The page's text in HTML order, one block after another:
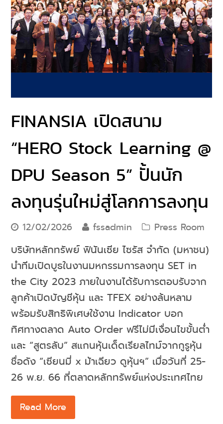
FINANSIA เปิดสนาม
“HERO Stock Learning @
DPU Season 5” ปั้นนัก
ลงทุนรุ่นใหม่สู่โลกการลงทุน
12/02/2026 fssadmin Press Room
บริษัทหลักทรัพย์ ฟินันเซีย ไซรัส จำกัด (มหาชน)
นำทีมเปิดบูธในงานมหกรรมการลงทุน SET in
the City 2023 ภายในงานได้รับการตอบรับจาก
ลูกค้าเปิดบัญชีหุ้น และ TFEX อย่างล้นหลาม
พร้อมรับสิทธิพิเศษใช้งาน Indicator บอก
ทิศทางตลาด Auto Order ฟรีไม่มีเงื่อนไขขั้นต่ำ
และ “สูตรลับ” สแกนหุ้นเด็ดเรียลไทม์จากกูรูหุ้น
ชื่อดัง “เซียนมี่ x ม้าเฉียว ดูหุ้นฯ” เมื่อวันที่ 25-
26 พ.ย. 66 ที่ตลาดหลักทรัพย์แห่งประเทศไทย
Read More